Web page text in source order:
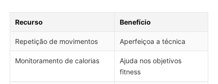
Recurso Benefício
Repetição de movimentos Aperfeiçoa a técnica
Monitoramento de calorias
Ajuda nos objetivos
fitness